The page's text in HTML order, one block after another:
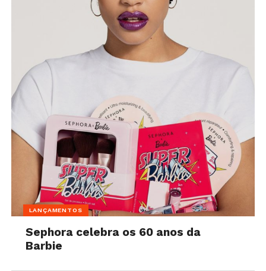
LANÇAMENTOS
Sephora celebra os 60 anos da
Barbie